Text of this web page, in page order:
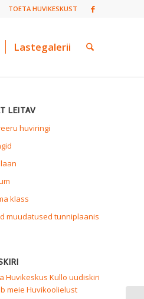
TOETA HUVIKESKUST
Lastegalerii
LEITAV
huviringi
klass
muudatused tunniplaanis
Huvikeskus Kullo uudiskiri
meie Huvikoolielust